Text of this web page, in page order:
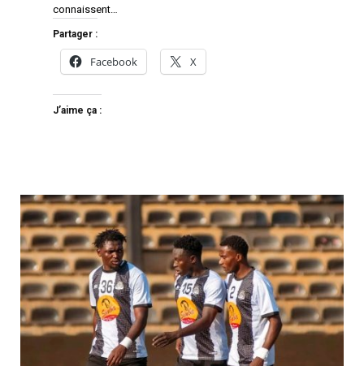
connaissent…
Partager :
Facebook X
J’aime ça :